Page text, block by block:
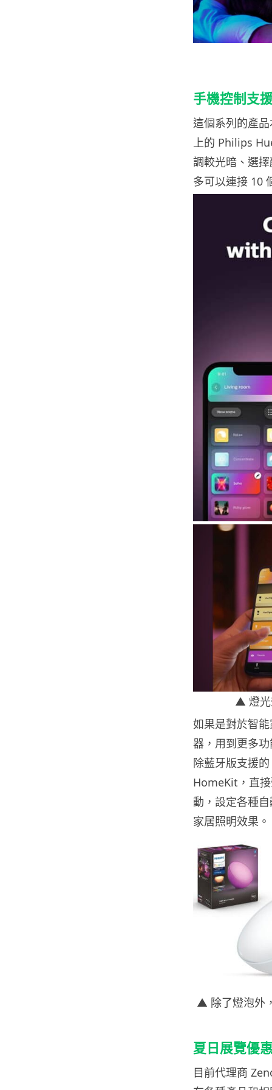
手機控制支
這個系列的產
上的 Philips
調較光暗、選
多可以連接 10
▲ 燈光
如果是對於智
器，用到更多
除藍牙版支援
HomeKit，直
動，設定各種
家居照明效果。
▲ 除了燈泡外
夏日展覽優
目前代理商